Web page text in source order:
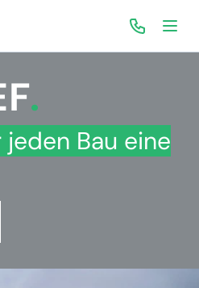
0 29 41 / 6
Menu
.
Bau eine